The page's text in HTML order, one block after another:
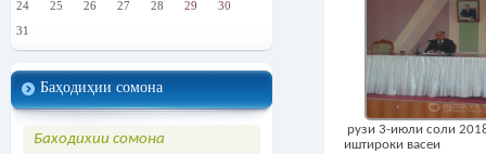
24
25 26 27 28 29
30
31
Баҳодиҳии сомона
Баходихии сомона
рузи 3-июли соли
иштироки васеи